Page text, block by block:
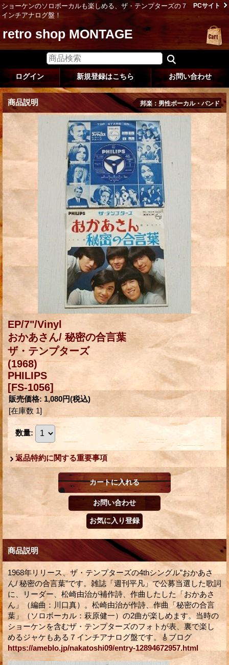
ショーケンのソロボーカルも楽しめる、ザ・テンプターズの７
インチアナログ盤！
PCサイト
retro shop MONTAGE
ログイン 新規登録はこちら お問い合わせ
商品説明 邦楽：男性ボーカル・バンド
EP/7"/Vinyl
おかあさん/ 秘密の合言葉
ザ・テンプターズ
(1968)
PHILIPS
[FS-1056]
販売価格: 1,080円(税込)
[在庫数 1]
数量:
返品特約に関する重要事項
商品説明
1968年リリース、ザ・テンプターズの4thシングル”おかあさ
ん/ 秘密の合言葉”です。雑誌「週刊平凡」で公募当選した歌詞
に、リーダー、松崎由治が補作詩、作曲したした「おかあさ
ん」（編曲：川口真）。松崎由治が作詩、作曲「秘密の合言
葉」（ソロボーカル：萩原健一）の2曲が楽しめます。当時の
ショーケンを含むザ・テンプターズのフォトが表、裏で楽し
めるジャケもある７インチアナログ盤です。🎸ブログ
https://ameblo.jp/nakatoshi09/entry-12894672957.html